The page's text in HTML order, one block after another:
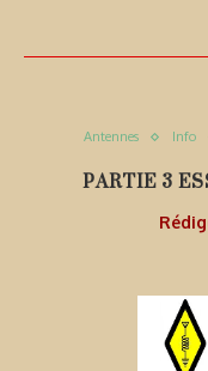
Antennes Info
PARTIE 3